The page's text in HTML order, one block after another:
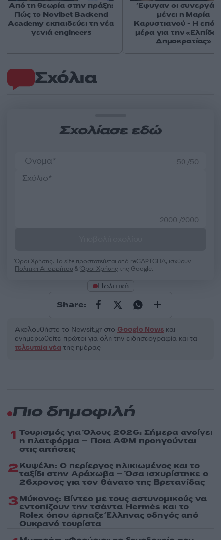
Σχόλια
Σχολίασε εδώ
50 /50
2000 /2000
Όροι Χρήσης. Το site προστατεύεται από reCAPTCHA, ισχύουν
Πολιτική Απορρήτου &Όροι Χρήσης της Google.
Πολιτική
Share:
Ακολουθήστε το Νewsit.gr στο Google News και
ενημερωθείτε πρώτοι για όλη την ειδησεογραφία και τα
τελευταία νέα της ημέρας
Από τη θεωρία στην πράξη:
Πώς το Novibet Backend
Academy εκπαιδεύει τη νέα
γενιά engineers
Έφυγαν οι
μένει η Μαρία
Καρυστιανού - Η
μέρα για την «Ελπίδα
Δημοκρατίας»
Πιο δημοφιλή
1 Τουρισμός για Όλους 2026: Σήμερα ανοίγει
η πλατφόρμα – Ποια ΑΦΜ προηγούνται
στις αιτήσεις
2Κυψέλη: Ο περίεργος ηλικιωμένος και το
ταξίδι στην Αράχωβα – Όσα ισχυρίστηκε ο
26χρονος για τον θάνατο της Βρετανίδας
3Μύκονος: Βίντεο με τους αστυνομικούς να
εντοπίζουν την τσάντα Hermès και το
Rolex όπου άρπαξε Έλληνας οδηγός από
Ουκρανό τουρίστα